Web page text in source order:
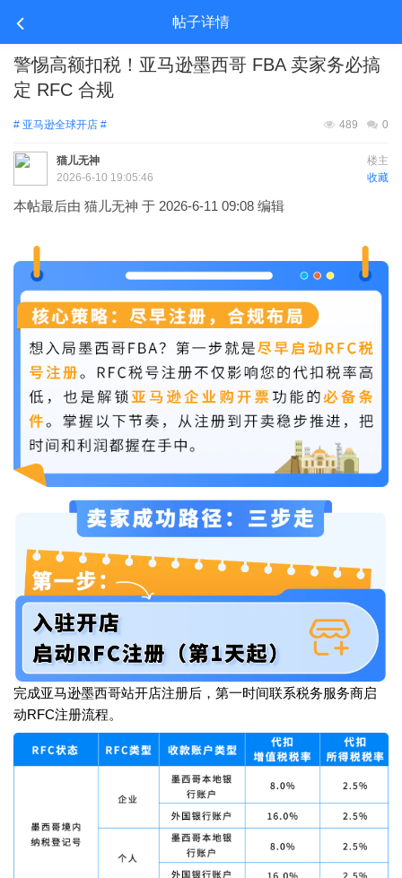
帖子详情
警惕高额扣税！亚马逊墨西哥 FBA 卖家务必搞
定 RFC 合规
# 亚马逊全球开店 # 0
489
楼主
猫儿无神
收藏
2026-6-10 19:05:46
本帖最后由 猫儿无神 于 2026-6-11 09:08 编辑
完成亚马逊墨西哥站开店注册后，第一时间联系税务服务商启
动RFC注册流程。